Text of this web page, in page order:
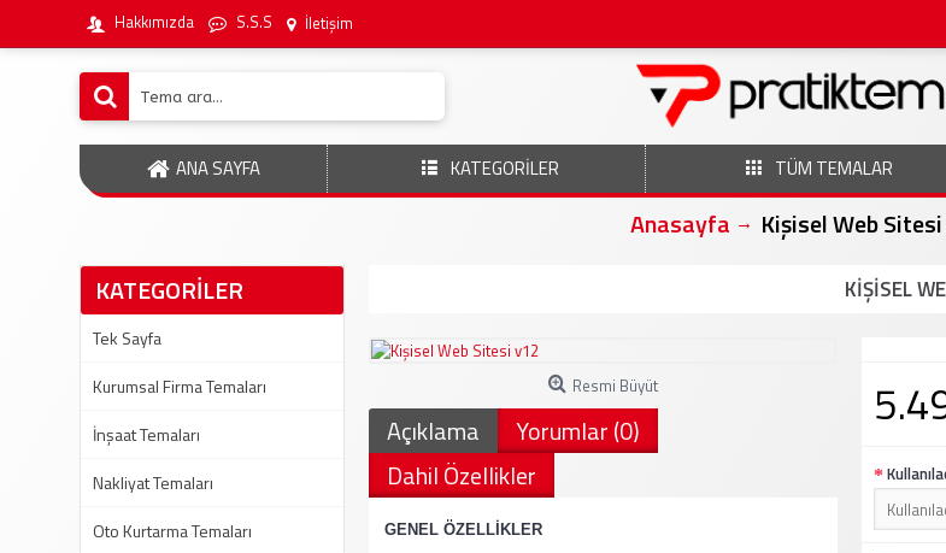
Hakkımızda S.S.S İletişim
ANA SAYFA KATEGORİLER TÜM TEMALAR
Anasayfa
Kişisel Web
KATEGORİLER
Tek Sayfa
Kurumsal Firma Temaları
İnşaat Temaları
Nakliyat Temaları
Oto Kurtarma Temaları
KIŞISEL
Resmi Büyüt
Açıklama
Yorumlar (0)
Dahil Özellikler
GENEL ÖZELLİKLER